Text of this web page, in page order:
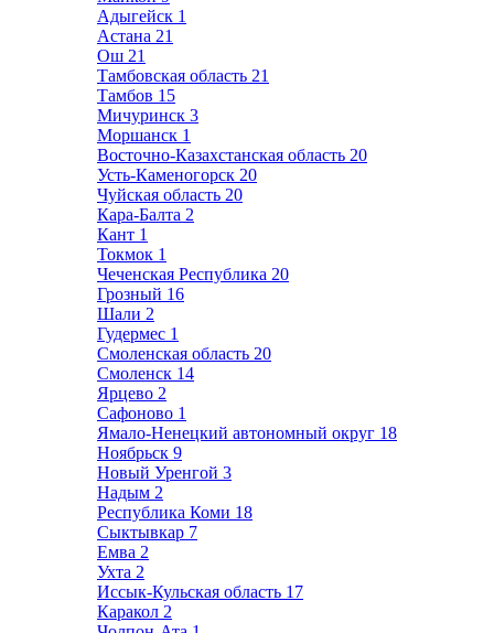
Адыгейск 1
Астана 21
Ош 21
Тамбовская область 21
Тамбов 15
Мичуринск 3
Моршанск 1
Восточно-Казахстанская область 20
Усть-Каменогорск 20
Чуйская область 20
Кара-Балта 2
Кант 1
Токмок 1
Чеченская Республика 20
Грозный 16
Шали 2
Гудермес 1
Смоленская область 20
Смоленск 14
Ярцево 2
Сафоново 1
Ямало-Ненецкий автономный округ 18
Ноябрьск 9
Новый Уренгой 3
Надым 2
Республика Коми 18
Сыктывкар 7
Емва 2
Ухта 2
Иссык-Кульская область 17
Каракол 2